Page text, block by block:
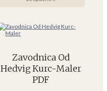
Zavodnica Od
Hedvig Kurc-Maler
PDF